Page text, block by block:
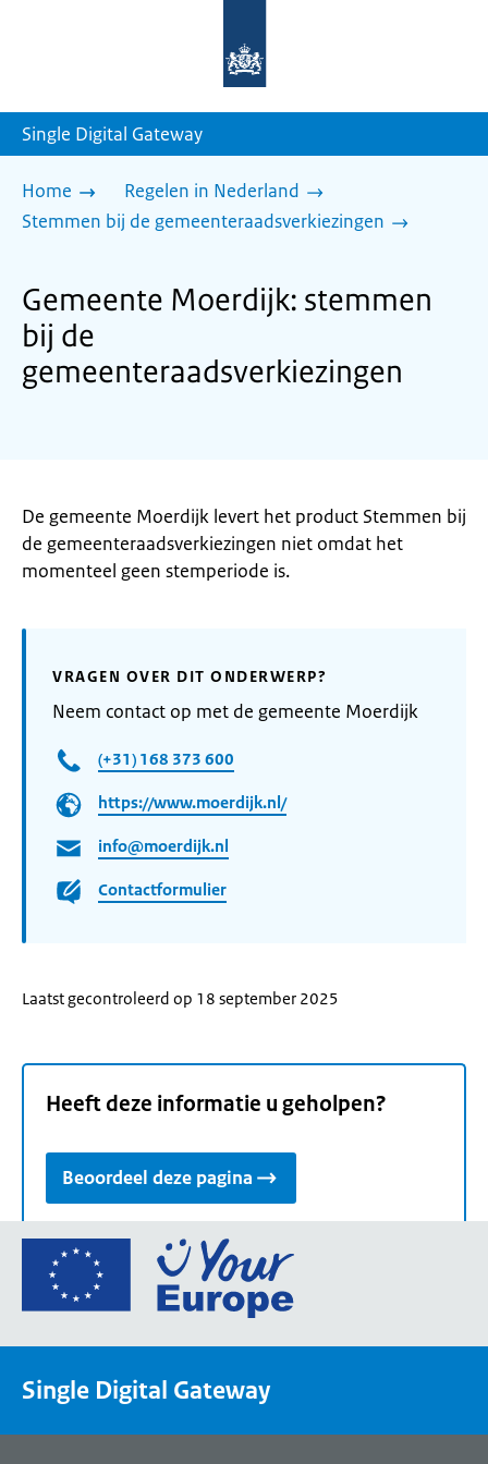
homepage
Single Digital Gateway
Home
Regelen in Nederland
Stemmen bij de gemeenteraadsverkiezingen
Gemeente Moerdijk: stemmen
bij de
gemeenteraadsverkiezingen
De gemeente Moerdijk levert het product Stemmen bij
de gemeenteraadsverkiezingen niet omdat het
momenteel geen stemperiode is.
VRAGEN OVER DIT ONDERWERP?
Neem contact op met de gemeente Moerdijk
(+31) 168 373 600
https://www.moerdijk.nl/
info@moerdijk.nl
Contactformulier
Laatst gecontroleerd op 18 september 2025
Heeft deze informatie u geholpen?
Beoordeel deze pagina
Ga
de
een
Single Digital Gateway